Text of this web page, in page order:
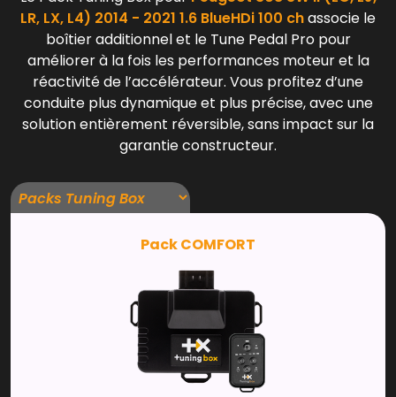
LR, LX, L4) 2014 - 2021 1.6 BlueHDi 100 chassocie le
boîtier additionnel et le Tune Pedal Pro pour
améliorer à la fois les performances moteur et la
réactivité de l’accélérateur. Vous profitez d’une
conduite plus dynamique et plus précise, avec une
solution entièrement réversible, sans impact sur la
garantie constructeur.
Pack COMFORT